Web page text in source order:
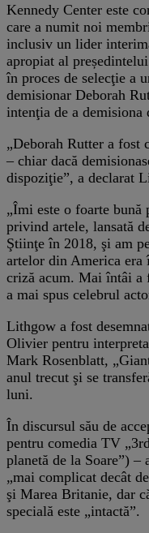
Kennedy Center este
care a numit noi
inclusiv un lider
apropiat al
în proces de selecţie a
demisionar Deborah
intenţia de a demisiona
„Deborah Rutter a fost
– chiar dacă
dispoziţie”, a declarat
„Îmi este o foarte
privind artele, lansată
Ştiinţe în 2018, şi am
artelor din America era
criză acum. Mai întâi a
a mai spus celebrul
Lithgow a fost
Olivier pentru
Mark Rosenblatt,
anul trecut şi se
luni.
În discursul său de
pentru comedia TV
planetă de la Soare”) –
„mai complicat decât
şi Marea Britanie, dar
specială este „intactă”.